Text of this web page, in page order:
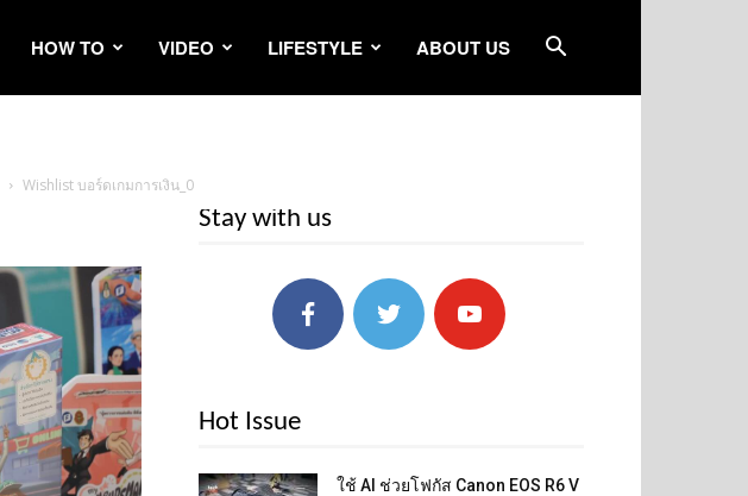
HOW TO VIDEO LIFESTYLE ABOUT US
Wishlist บอร์ดเกมการเงิน_0
Stay with us
Hot Issue
ใช้ AI ช่วยโฟกัส Canon EOS R6 V